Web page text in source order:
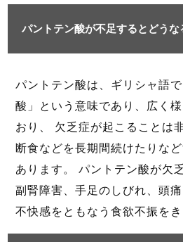
パントテン酸が不足するとどうな
パントテン酸は、ギリシャ語
酸」という意味であり、広く
おり、 欠乏症が起こることは
断食などを長期間続けたりな
あります。 パントテン酸が欠
副腎障害、手足のしびれ、頭
不快感をともなう食欲不振をき